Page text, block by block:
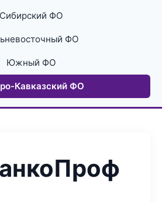
Сибирский ФО
ФО
Южный ФО
Кавказский ФО